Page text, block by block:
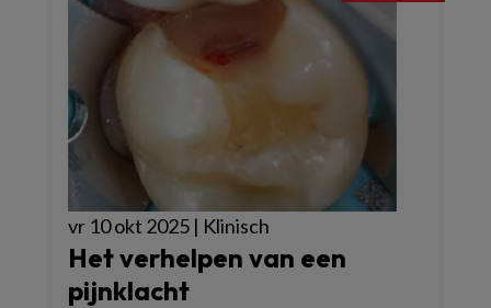
vr 10 okt 2025 | Klinisch
Het verhelpen van een
pijnklacht